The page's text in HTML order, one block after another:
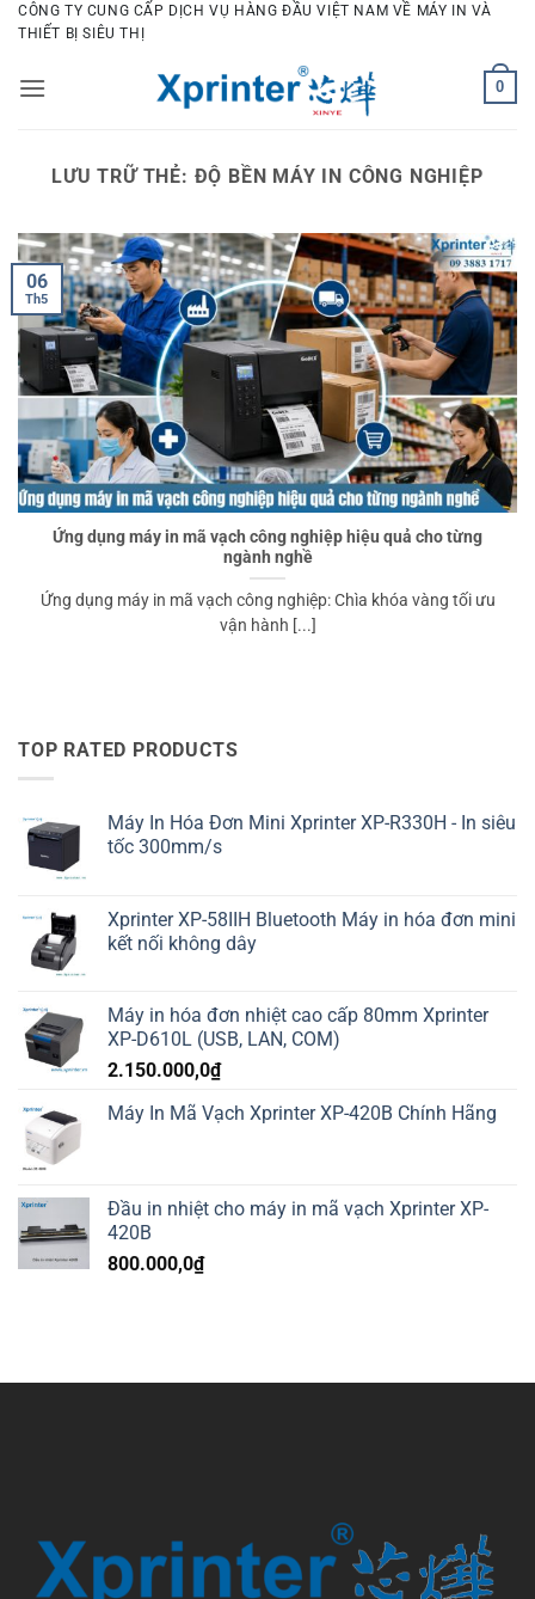
Bỏ
qua
dung
CÔNG TY CUNG CẤP DỊCH VỤ HÀNG ĐẦU VIỆT NAM VỀ MÁY IN VÀ
THIẾT BỊ SIÊU THỊ
0
LƯU TRỮ THẺ: ĐỘ BỀN MÁY IN CÔNG NGHIỆP
Ứng dụng máy in mã vạch công nghiệp hiệu quả cho từng
ngành nghề
Ứng dụng máy in mã vạch công nghiệp: Chìa khóa vàng tối ưu
vận hành [...]
06
Th5
TOP RATED PRODUCTS
Máy In Hóa Đơn Mini Xprinter XP-R330H - In siêu
tốc 300mm/s
Xprinter XP-58IIH Bluetooth Máy in hóa đơn mini
kết nối không dây
Máy in hóa đơn nhiệt cao cấp 80mm Xprinter
XP-D610L (USB, LAN, COM)
2.150.000,0₫
Máy In Mã Vạch Xprinter XP-420B Chính Hãng
Đầu in nhiệt cho máy in mã vạch Xprinter XP-
420B
800.000,0₫